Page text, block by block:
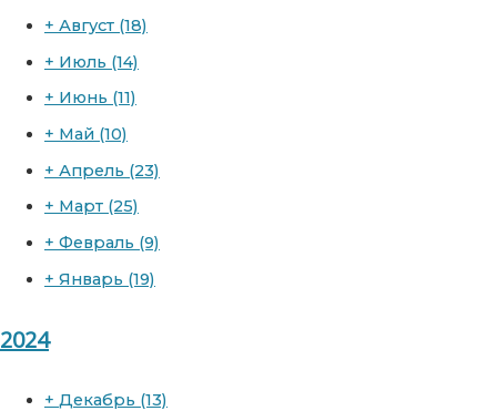
+ Август (18)
+ Июль (14)
+ Июнь (11)
+ Май (10)
+ Апрель (23)
+ Март (25)
+ Февраль (9)
+ Январь (19)
2024
+ Декабрь (13)